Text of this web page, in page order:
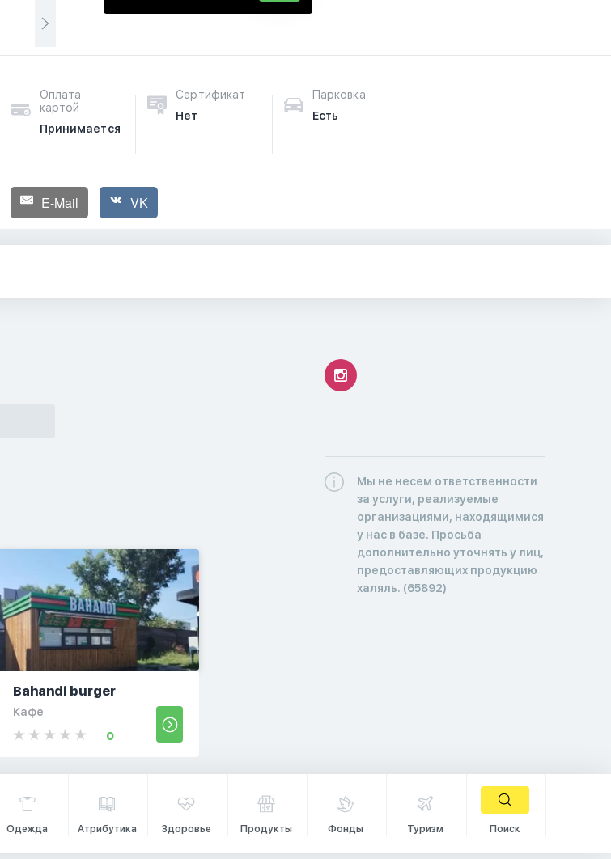
Оплата
картой
Принимается
Сертификат
Нет
Парковка
Есть
E-Mail VK
Bahandi burger
Кафе
0
Мы не несем ответственности
за услуги, реализуемые
организациями, находящимися
у нас в базе. Просьба
дополнительно уточнять у лиц,
предоставляющих продукцию
халяль. (65892)
Одежда Атрибутика Здоровье Продукты Фонды Туризм Поиск